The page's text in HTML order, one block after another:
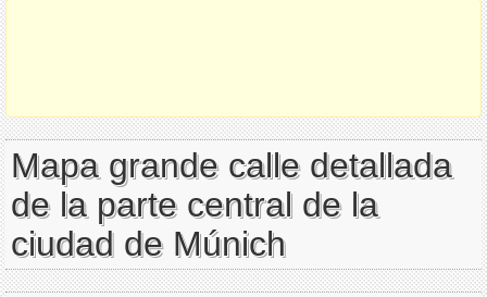
Mapa grande calle detallada
de la parte central de la
ciudad de Múnich